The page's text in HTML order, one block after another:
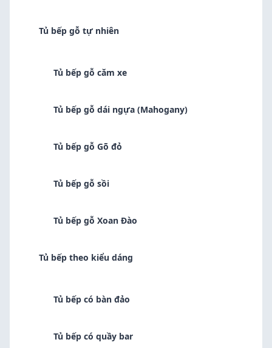
Tủ bếp gỗ tự nhiên
Tủ bếp gỗ căm xe
Tủ bếp gỗ dái ngựa (Mahogany)
Tủ bếp gỗ Gõ đỏ
Tủ bếp gỗ sồi
Tủ bếp gỗ Xoan Đào
Tủ bếp theo kiểu dáng
Tủ bếp có bàn đảo
Tủ bếp có quầy bar